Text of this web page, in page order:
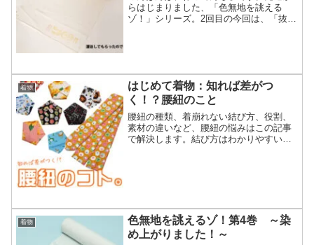
らはじまりました、「色無地を誂える
ゾ！」シリーズ。2回目の今回は、「抜き
着物
はじめて着物：知れば差がつ
く！？腰紐のこと
腰紐の種類、着崩れない結び方、役割、
素材の違いなど、腰紐の悩みはこの記事
で解決します。結び方はわかりやすい動
着物
色無地を誂えるゾ！第4巻 ～染
め上がりました！～